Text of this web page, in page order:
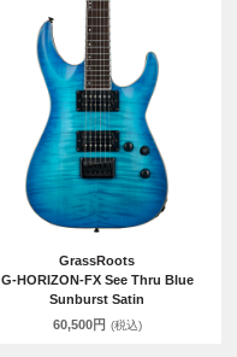
GrassRoots
G-HORIZON-FX See Thru Blue
Sunburst Satin
60,500円 (税込)